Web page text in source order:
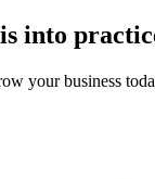
into
your business